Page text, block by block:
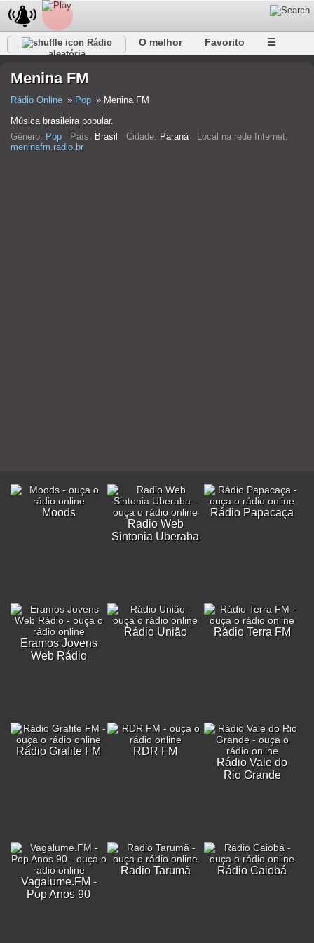
Rádio
aleatória
O melhor Favorito ☰
Menina FM
Rádio Online Pop
Menina FM
Música brasileira popular.
Gênero: Pop País: Brasil Cidade: Paraná
Local na rede Internet:
meninafm.radio.br
Moods
Radio Web
Sintonia Uberaba
Rádio Papacaça
Eramos Jovens
Web Rádio
Rádio União Rádio Terra FM
Rádio Grafite FM
RDR FM
Rádio Vale do
Rio Grande
Vagalume.FM -
Pop Anos 90
Radio Tarumã Rádio Caiobá